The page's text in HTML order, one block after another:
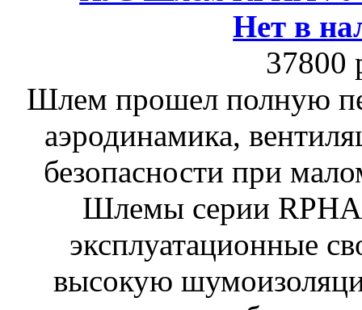
Нет в
37800
Шлем прошел полную
аэродинамика,
безопасности при
Шлемы серии
эксплуатационные
высокую